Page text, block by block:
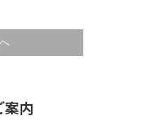
、サービス・有用な情報
からのご要望やお問い合
個人情報をご提供いただ
案内